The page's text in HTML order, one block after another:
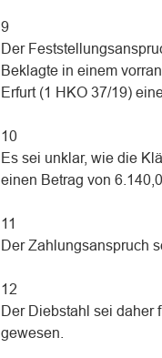
9
Der
Beklagte in einem
Erfurt (1 HKO 37/19)
10
Es sei unklar, wie die
einen Betrag von
11
Der Zahlungsanspruch
12
Der Diebstahl sei daher
gewesen.